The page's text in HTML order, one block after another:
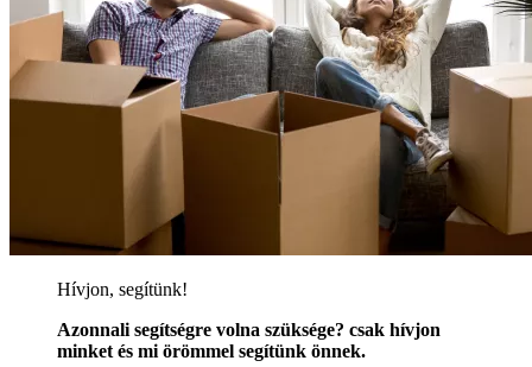
Hívjon, segítünk!
Azonnali segítségre volna szüksége? csak hívjon
minket és mi örömmel segítünk önnek.